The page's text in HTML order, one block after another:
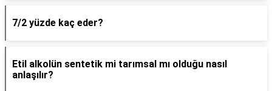
7/2 yüzde kaç eder?
Etil alkolün sentetik mi tarımsal mı olduğu nasıl
anlaşılır?